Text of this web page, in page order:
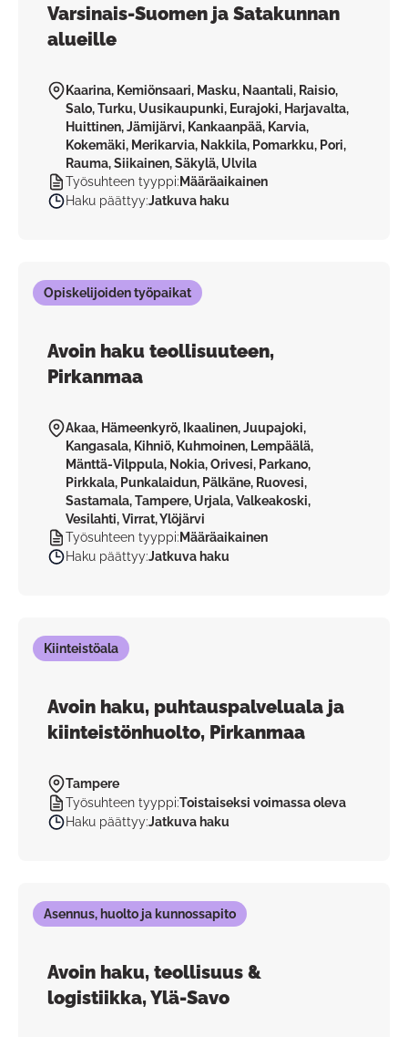
Varsinais-Suomen ja Satakunnan
alueille
Kaarina, Kemiönsaari, Masku, Naantali, Raisio,
Salo, Turku, Uusikaupunki, Eurajoki, Harjavalta,
Huittinen, Jämijärvi, Kankaanpää, Karvia,
Kokemäki, Merikarvia, Nakkila, Pomarkku, Pori,
Rauma, Siikainen, Säkylä, Ulvila
Työsuhteen tyyppi: Määräaikainen
Haku päättyy:Jatkuva haku
Opiskelijoiden työpaikat
Avoin haku teollisuuteen,
Pirkanmaa
Akaa, Hämeenkyrö, Ikaalinen, Juupajoki,
Kangasala, Kihniö, Kuhmoinen, Lempäälä,
Mänttä-Vilppula, Nokia, Orivesi, Parkano,
Pirkkala, Punkalaidun, Pälkäne, Ruovesi,
Sastamala, Tampere, Urjala, Valkeakoski,
Vesilahti, Virrat, Ylöjärvi
Työsuhteen tyyppi: Määräaikainen
Haku päättyy:Jatkuva haku
Kiinteistöala
Avoin haku, puhtauspalveluala ja
kiinteistönhuolto, Pirkanmaa
Tampere
Työsuhteen tyyppi:Toistaiseksi voimassa oleva
Haku päättyy:Jatkuva haku
Asennus, huolto ja kunnossapito
Avoin haku, teollisuus &
logistiikka, Ylä-Savo